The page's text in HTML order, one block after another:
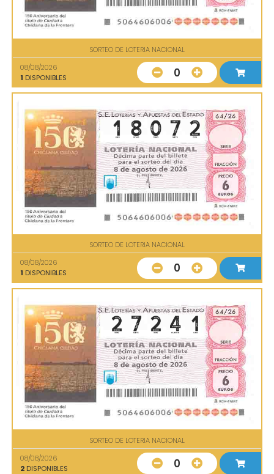
SORTEO DE LOTERIA NACIONAL
08/08/2026
1 DISPONIBLES 0
SORTEO DE LOTERIA NACIONAL
08/08/2026
1 DISPONIBLES 0
SORTEO DE LOTERIA NACIONAL
08/08/2026
2 DISPONIBLES 0